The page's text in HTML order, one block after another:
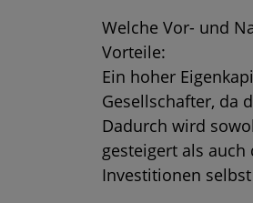
Welche Vor- und
Vorteile:
Ein hoher
Gesellschafter, da
Dadurch wird
gesteigert als auch
Investitionen